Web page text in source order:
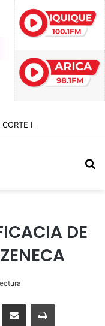
DE
Enviar vía email Imprimir